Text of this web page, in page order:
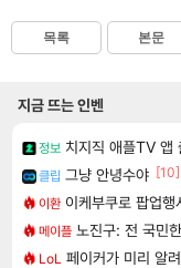
목록 본문
지금 뜨는 인벤
정보 치지직 애플TV 앱
클립 그냥 안녕수야 [10]
이환 이케부쿠로 팝업
메이플 노진구: 전 국민
LoL 페이커가 미리 알